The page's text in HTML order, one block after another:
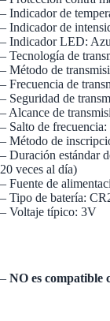
– Indicador de
– Indicador de
– Indicador LED:
– Tecnología de
– Método de
– Frecuencia de
– Seguridad de
– Alcance de
– Salto de frecuencia:
– Método de
– Duración estándar
20 veces al día)
– Fuente de
– Tipo de batería:
– Voltaje típico: 3V
– NO es compatible